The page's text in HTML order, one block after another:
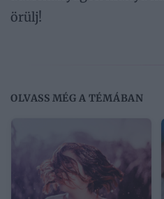
örülj!
OLVASS MÉG A TÉMÁBAN